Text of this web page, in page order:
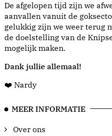
De afgelopen tijd zijn we
aanvallen vanuit de
gelukkig zijn we weer terug
de doelstelling van de
mogelijk maken.
Dank jullie allemaal!
❤️ Nardy
MEER INFORMATIE
Over ons